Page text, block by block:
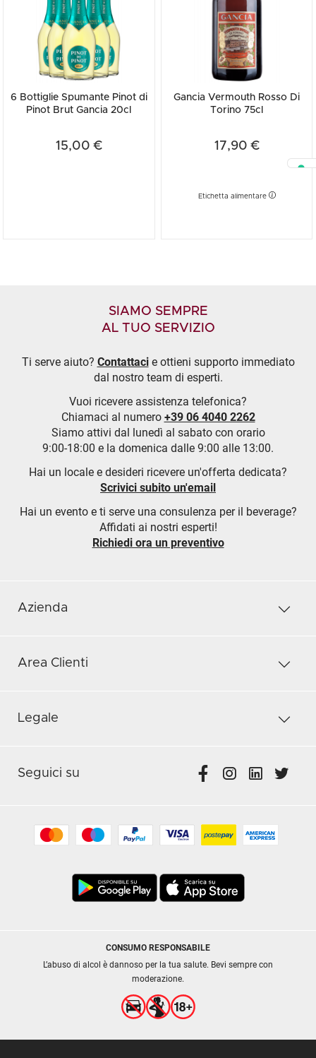
6 Bottiglie Spumante Pinot di
Pinot Brut Gancia 20cl
15,00 €
Gancia Vermouth Rosso Di
Torino 75cl
17,90 €
Etichetta alimentare
SIAMO SEMPRE
AL TUO SERVIZIO
Ti serve aiuto? Contattacie ottieni supporto immediato
dal nostro team di esperti.
Vuoi ricevere assistenza telefonica?
Chiamaci al numero +39 06 4040 2262
Siamo attivi dal lunedì al sabato con orario
9:00-18:00 e la domenica dalle 9:00 alle 13:00.
Hai un locale e desideri ricevere un'offerta dedicata?
Scrivici subito un'email
Hai un evento e ti serve una consulenza per il beverage?
Affidati ai nostri esperti!
Richiedi ora un preventivo
Azienda
Area Clienti
Legale
Seguici su
CONSUMO RESPONSABILE
L’abuso di alcol è dannoso per la tua salute. Bevi sempre con
moderazione.